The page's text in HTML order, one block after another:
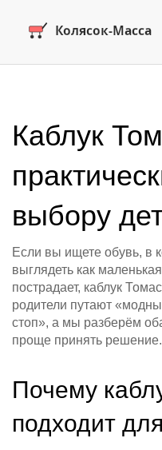
Каблук
выбору
Если вы ищете обувь, в
выглядеть как
пострадает, каблук
родители путают
стоп», а мы разберём
проще принять решение.
Почему
подходит